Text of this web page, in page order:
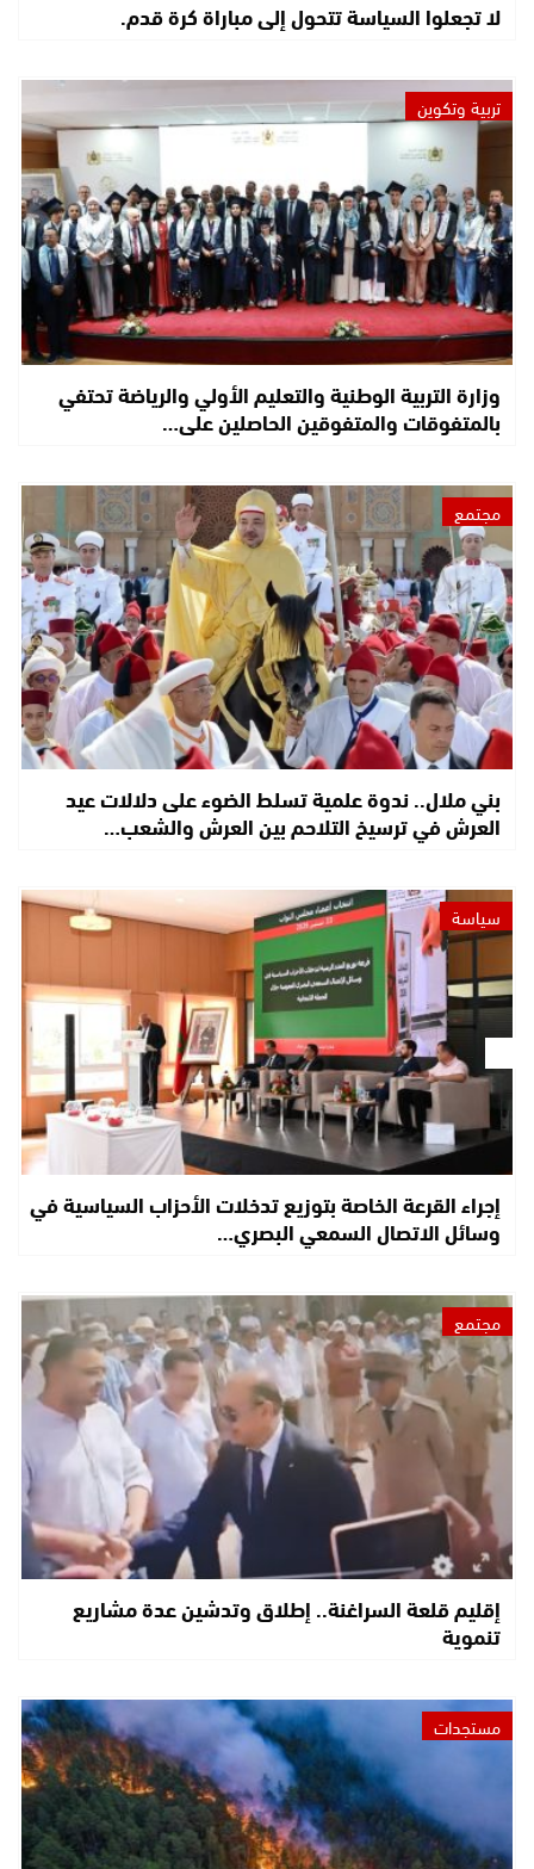
لا تجعلوا السياسة تتحول إلى مباراة كرة قدم.
تربية وتكوين
وزارة التربية الوطنية والتعليم الأولي والرياضة تحتفي
بالمتفوقات والمتفوقين الحاصلين على…
مجتمع
بني ملال.. ندوة علمية تسلط الضوء على دلالات عيد
العرش في ترسيخ التلاحم بين العرش والشعب…
سياسة
إجراء القرعة الخاصة بتوزيع تدخلات الأحزاب السياسية في
وسائل الاتصال السمعي البصري…
مجتمع
إقليم قلعة السراغنة.. إطلاق وتدشين عدة مشاريع
تنموية
مستجدات